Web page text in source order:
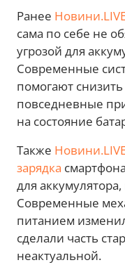
Ранее
сама по себе не
угрозой для
Современные
помогают
повседневные
на состояние
Также
зарядка
для
Современные
питанием
сделали часть
неактуальной.